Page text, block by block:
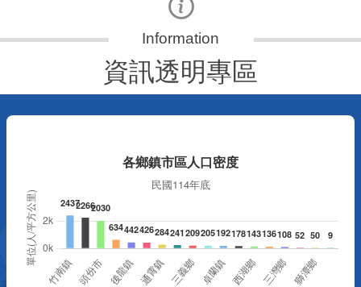
資訊透明專區